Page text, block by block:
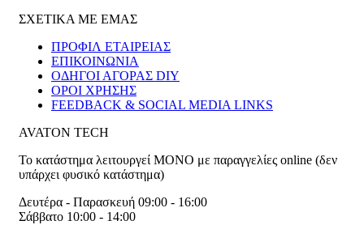
ΣΧΕΤΙΚΑ ΜΕ ΕΜΑΣ
ΠΡΟΦΙΛ ΕΤΑΙΡΕΙΑΣ
ΕΠΙΚΟΙΝΩΝΙΑ
ΟΔΗΓΟΙ ΑΓΟΡΑΣ DIY
ΟΡΟΙ ΧΡΗΣΗΣ
FEEDBACK & SOCIAL MEDIA LINKS
AVATON TECH
Το κατάστημα λειτουργεί ΜΟΝΟ με παραγγελίες online (δεν
υπάρχει φυσικό κατάστημα)
Δευτέρα - Παρασκευή 09:00 - 16:00
Σάββατο 10:00 - 14:00